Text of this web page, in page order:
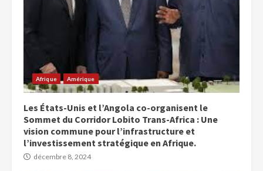
Afrique Amérique
Les États-Unis et l’Angola co-organisent le
Sommet du Corridor Lobito Trans-Africa : Une
vision commune pour l’infrastructure et
l’investissement stratégique en Afrique.
décembre 8, 2024